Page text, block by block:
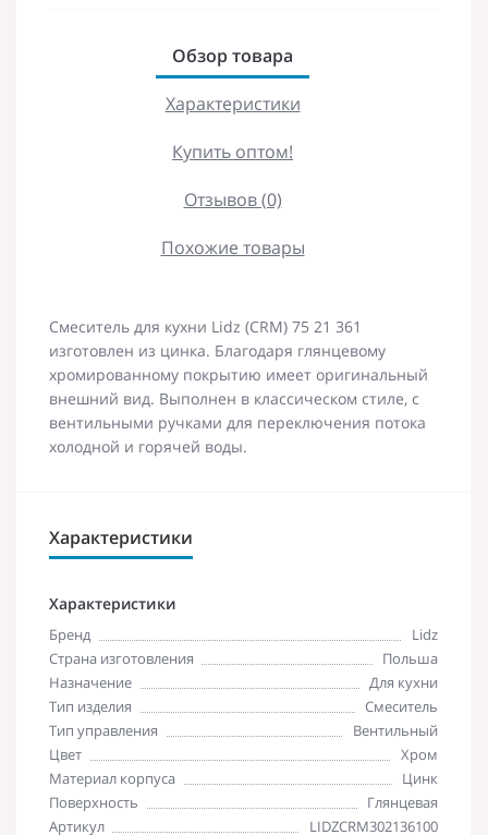
Обзор товара
Характеристики
Купить оптом!
Отзывов (0)
Похожие товары
Смеситель для кухни Lidz (CRM) 75 21 361
изготовлен из цинка. Благодаря глянцевому
хромированному покрытию имеет оригинальный
внешний вид. Выполнен в классическом стиле, с
вентильными ручками для переключения потока
холодной и горячей воды.
Характеристики
Характеристики
Бренд
Lidz
Страна изготовления
Польша
Назначение
Для кухни
Тип изделия
Смеситель
Тип управления
Вентильный
Цвет
Хром
Материал корпуса
Цинк
Поверхность
Глянцевая
Артикул
LIDZCRM302136100